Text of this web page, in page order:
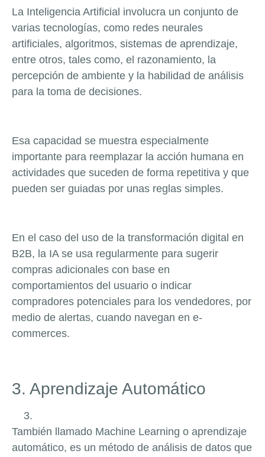
La Inteligencia Artificial involucra un conjunto de
varias tecnologías, como redes neurales
artificiales, algoritmos, sistemas de aprendizaje,
entre otros, tales como, el razonamiento, la
percepción de ambiente y la habilidad de análisis
para la toma de decisiones.
Esa capacidad se muestra especialmente
importante para reemplazar la acción humana en
actividades que suceden de forma repetitiva y que
pueden ser guiadas por unas reglas simples.
En el caso del uso de la transformación digital en
B2B, la IA se usa regularmente para sugerir
compras adicionales con base en
comportamientos del usuario o indicar
compradores potenciales para los vendedores, por
medio de alertas, cuando navegan en e-
commerces.
3. Aprendizaje Automático
También llamado Machine Learning o aprendizaje
automático, es un método de análisis de datos que